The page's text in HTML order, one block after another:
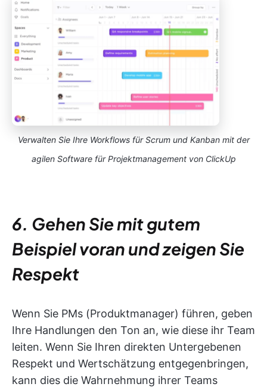
Verwalten Sie Ihre Workflows für Scrum und Kanban mit der
agilen Software für Projektmanagement von ClickUp
6. Gehen Sie mit gutem
Beispiel voran und zeigen Sie
Respekt
Wenn Sie PMs (Produktmanager) führen, geben
Ihre Handlungen den Ton an, wie diese ihr Team
leiten. Wenn Sie Ihren direkten Untergebenen
Respekt und Wertschätzung entgegenbringen,
kann dies die Wahrnehmung ihrer Teams